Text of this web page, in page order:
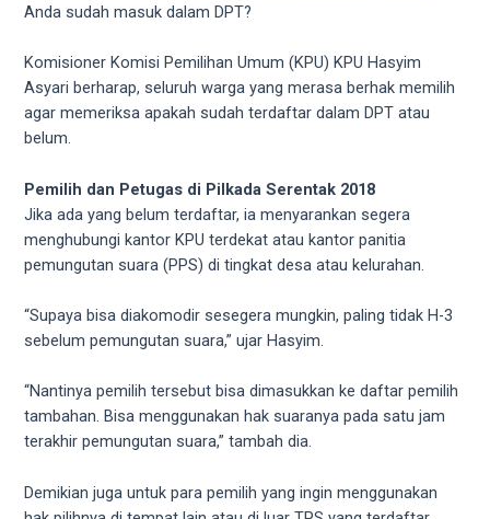
working
days.
can
also
use
code
porn
videos
other
Anda sudah masuk dalam DPT?
Komisioner Komisi Pemilihan Umum (KPU) KPU Hasyim
Asyari berharap, seluruh warga yang merasa berhak memilih
agar memeriksa apakah sudah terdaftar dalam DPT atau
belum.
Pemilih dan Petugas di Pilkada Serentak 2018
Jika ada yang belum terdaftar, ia menyarankan segera
menghubungi kantor KPU terdekat atau kantor panitia
pemungutan suara (PPS) di tingkat desa atau kelurahan.
“Supaya bisa diakomodir sesegera mungkin, paling tidak H-3
sebelum pemungutan suara,” ujar Hasyim.
“Nantinya pemilih tersebut bisa dimasukkan ke daftar pemilih
tambahan. Bisa menggunakan hak suaranya pada satu jam
terakhir pemungutan suara,” tambah dia.
Demikian juga untuk para pemilih yang ingin menggunakan